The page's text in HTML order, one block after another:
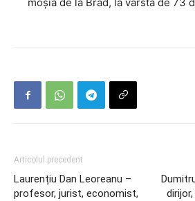
Articolul precedent
Laurențiu Dan Leoreanu –
profesor, jurist, economist,